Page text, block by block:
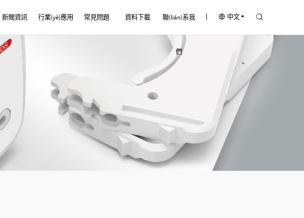
新聞資訊 行業(yè)應用 常見問題 資料下載 聯(lián)系我
們
中文